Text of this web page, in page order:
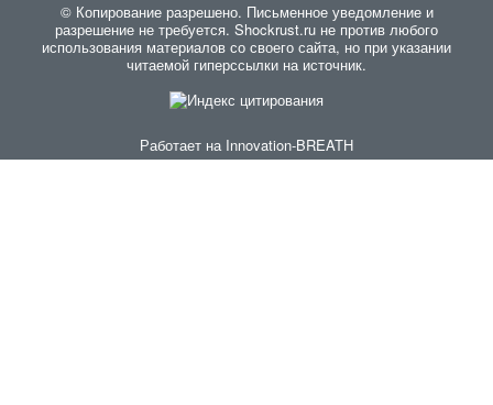
© Копирование разрешено. Письменное уведомление и
разрешение не требуется. Shockrust.ru не против любого
использования материалов со своего сайта, но при указании
читаемой гиперссылки на источник.
Работает на Innovation-BREATH